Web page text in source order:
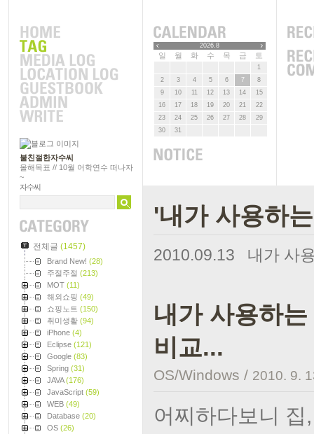
불친절한자수씨
올해목표 // 10월 어학연수 떠나자
~
자수씨
전체글 (1457)
Brand New! (28)
주절주절 (213)
MOT (11)
해외쇼핑 (49)
쇼핑노트 (150)
취미생활 (94)
iPhone (4)
Eclipse (121)
Google (83)
Spring (31)
JAVA(176)
JavaScript (59)
WEB (49)
Database (20)
OS (26)
2026.8
일 월 화 수 목 금 토
1
2
3 4 5 6 7
8
9
10 11 12 13 14
15
16
17 18 19 20 21
22
23
24 25 26 27 28
29
30
31
'내가 사용하
2010.09.13 내가 사
내가 사용하
비교...
OS/Windows / 2010. 9.
어찌하다보니